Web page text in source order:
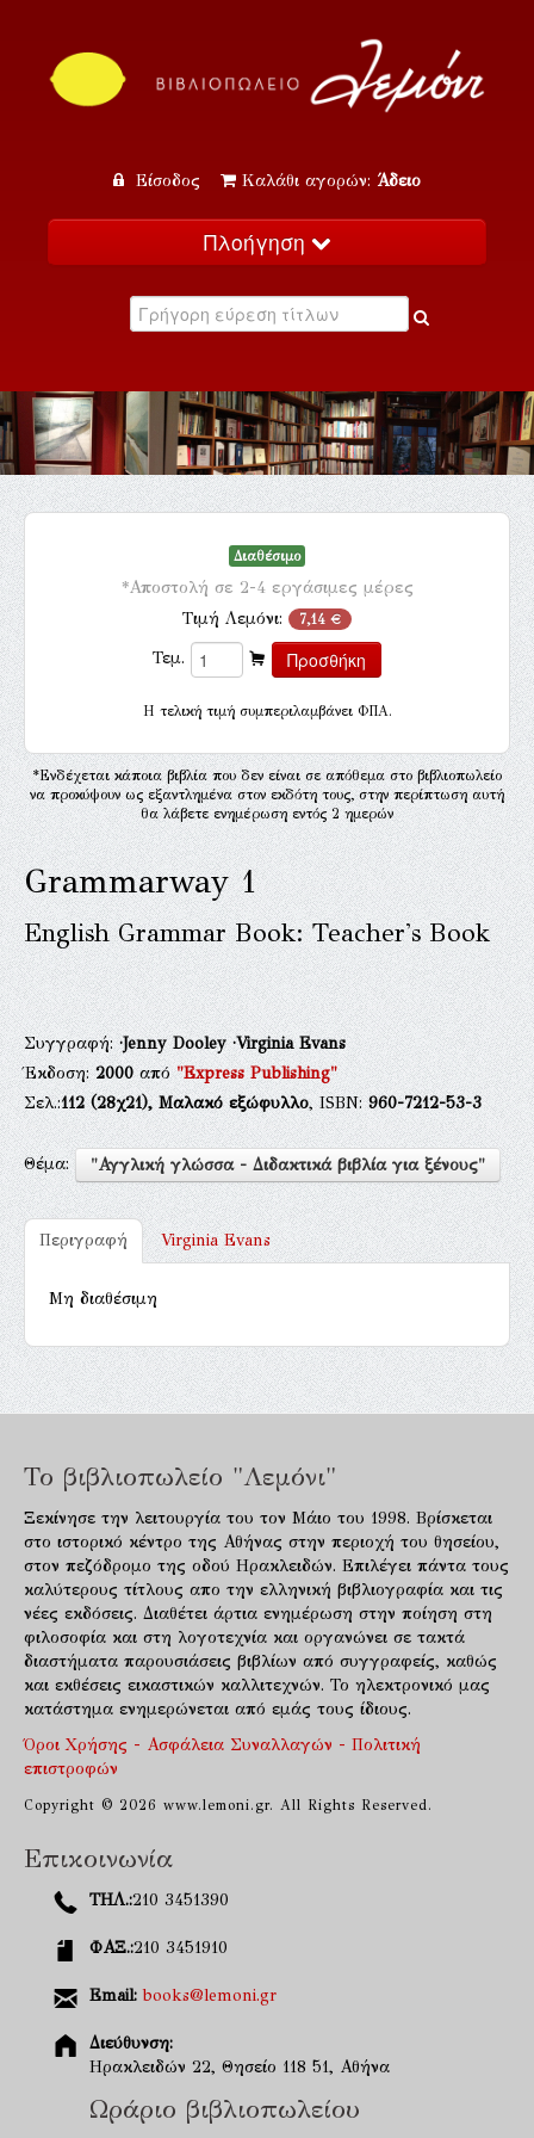
Είσοδος Καλάθι αγορών: Άδειο
Πλοήγηση
Κατάλογος
Εκδηλώσεις
Επικοινωνία
Διαθέσιμο
*Αποστολή σε 2-4 εργάσιμες μέρες
Τιμή Λεμόνι: 7,14 €
Τεμ.
H τελική τιμή συμπεριλαμβάνει ΦΠΑ.
*Ενδέχεται κάποια βιβλία που δεν είναι σε απόθεμα στο βιβλιοπωλείο
να προκύψουν ως εξαντλημένα στον εκδότη τους, στην περίπτωση αυτή
θα λάβετε ενημέρωση εντός 2 ημερών
Grammarway 1
English Grammar Book: Teacher's Book
Συγγραφή:·Jenny Dooley·Virginia Evans
Έκδοση:2000από"Express Publishing"
Σελ.:112(28χ21), Μαλακό εξώφυλλο, ISBN:960-7212-53-3
Θέμα: "Αγγλική γλώσσα - Διδακτικά βιβλία για ξένους"
Περιγραφή Virginia Evans
Μη διαθέσιμη
Το βιβλιοπωλείο "Λεμόνι"
Ξεκίνησε την λειτουργία του τον Μάιο του 1998. Βρίσκεται
στο ιστορικό κέντρο της Αθήνας στην περιοχή του θησείου,
στον πεζόδρομο της οδού Ηρακλειδών. Επιλέγει πάντα τους
καλύτερους τίτλους απο την ελληνική βιβλιογραφία και τις
νέες εκδόσεις. Διαθέτει άρτια ενημέρωση στην ποίηση στη
φιλοσοφία και στη λογοτεχνία και οργανώνει σε τακτά
διαστήματα παρουσιάσεις βιβλίων από συγγραφείς, καθώς
και εκθέσεις εικαστικών καλλιτεχνών. Το ηλεκτρονικό μας
κατάστημα ενημερώνεται από εμάς τους ίδιους.
Όροι Χρήσης - Ασφάλεια Συναλλαγών - Πολιτική
επιστροφών
Copyright © 2026 www.lemoni.gr. All Rights Reserved.
Επικοινωνία
ΤΗΛ.:210 3451390
ΦΑΞ.:210 3451910
Email: books@lemoni.gr
Διεύθυνση:
Ηρακλειδών 22, Θησείο 118 51, Αθήνα
Ωράριο βιβλιοπωλείου